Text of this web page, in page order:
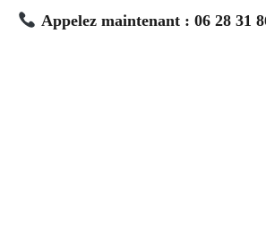
Appelez maintenant : 06 28 31